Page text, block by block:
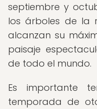
septiembre y
los árboles de la
alcanzan su
paisaje
de todo el mundo.
Es importante
temporada de